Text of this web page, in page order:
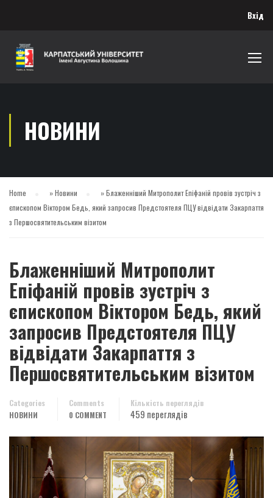
Вхід
НОВИНИ
Home »Новини »Блаженніший Митрополит Епіфаній провів зустріч з
єпископом Віктором Бедь, який запросив Предстоятеля ПЦУ відвідати Закарпаття
з Першосвятительським візитом
Блаженніший Митрополит
Епіфаній провів зустріч з
єпископом Віктором Бедь, який
запросив Предстоятеля ПЦУ
відвідати Закарпаття з
Першосвятительським візитом
Categories
НОВИНИ
Comments
0 COMMENT
Кількість переглядів
459 переглядів